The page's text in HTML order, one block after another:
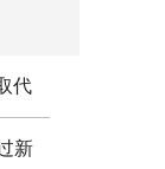
代
新